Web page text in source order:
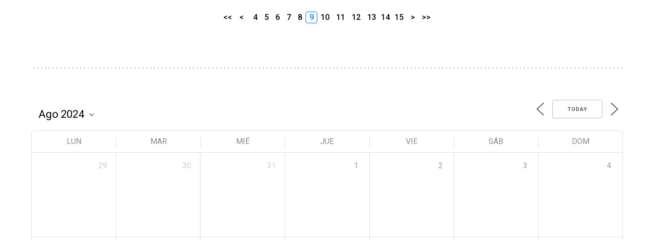
<< < 4 5 6 7 8 9 10 11 12 13 14 15 > >>
TODAY
LUN MAR MIÉ JUE VIE SÁB DOM
29 30 31 1 2 3 4